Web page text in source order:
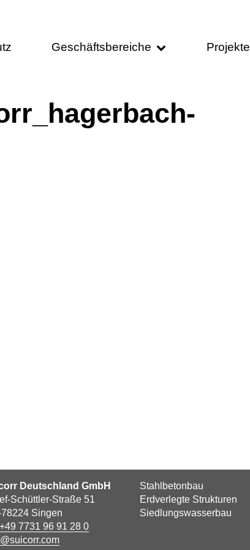
Geschäftsbereiche Projekte
Deutschland GmbH
Schüttler-Straße 51
78224 Singen
+49 7731 96 91 28 0
Stahlbetonbau
Erdverlegte Strukturen
Siedlungswasserbau